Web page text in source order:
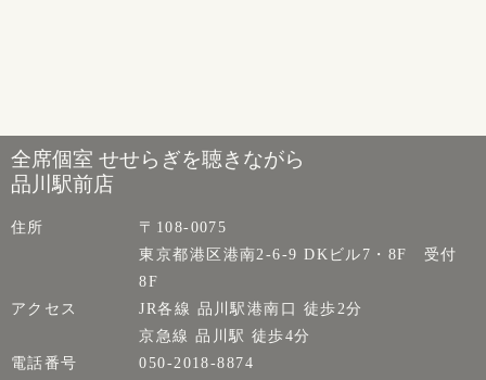
全席個室 せせらぎを聴きながら
品川駅前店
住所
〒108-0075
東京都港区港南2-6-9 DKビル7・8F 受付
8F
アクセス
JR各線 品川駅港南口 徒歩2分
京急線 品川駅 徒歩4分
電話番号
050-2018-8874